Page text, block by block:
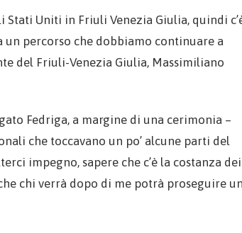
Uniti in Friuli Venezia Giulia, quindi
un percorso che dobbiamo continuare a
del Friuli-Venezia Giulia, Massimiliano
Fedriga, a margine di una cerimonia –
che toccavano un po’ alcune parti del
impegno, sapere che c’è la costanza dei
chi verrà dopo di me potrà proseguire